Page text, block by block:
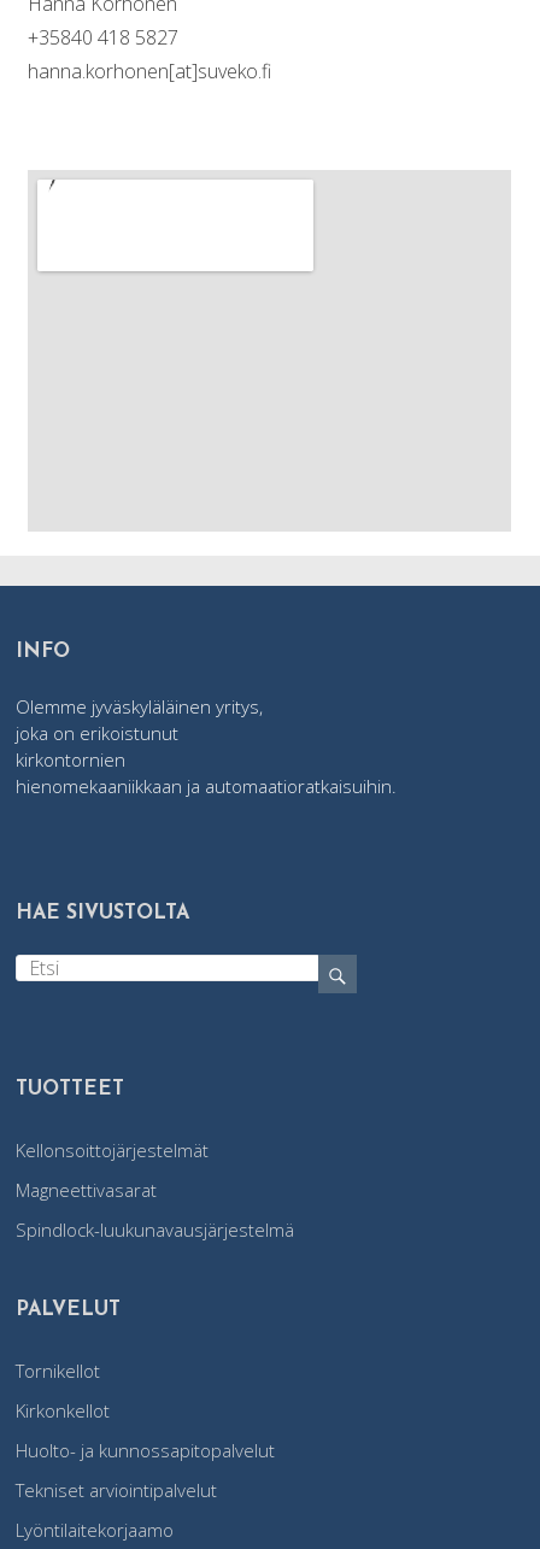
+35840 418 5827
hanna.korhonen[at]suveko.fi
INFO
Olemme jyväskyläläinen yritys,
joka on erikoistunut
kirkontornien
hienomekaaniikkaan ja automaatioratkaisuihin.
HAE SIVUSTOLTA
TUOTTEET
Kellonsoittojärjestelmät
Magneettivasarat
Spindlock-luukunavausjärjestelmä
PALVELUT
Tornikellot
Kirkonkellot
Huolto- ja kunnossapitopalvelut
Tekniset arviointipalvelut
Lyöntilaitekorjaamo